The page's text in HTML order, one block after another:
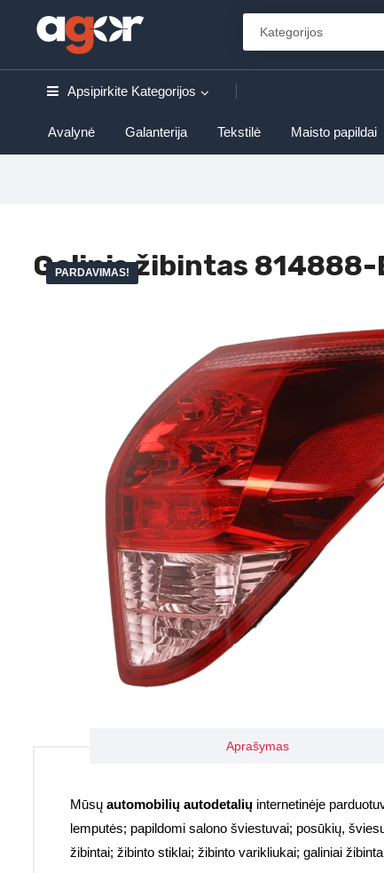
Apsipirkite Kategorijos
Avalynė Galanterija Tekstilė Maisto papildai
Galinis žibintas 814888-
PARDAVIMAS!
Aprašymas
Mūsų automobilių autodetalių internetinėje
lemputės; papildomi salono šviestuvai; posūkių,
žibintai; žibinto stiklai; žibinto varikliukai; galiniai